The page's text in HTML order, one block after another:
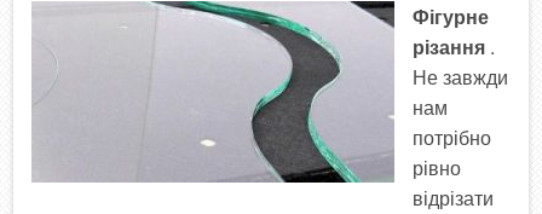
Фігурне
різання .
Не завжди
нам
потрібно
рівно
відрізати